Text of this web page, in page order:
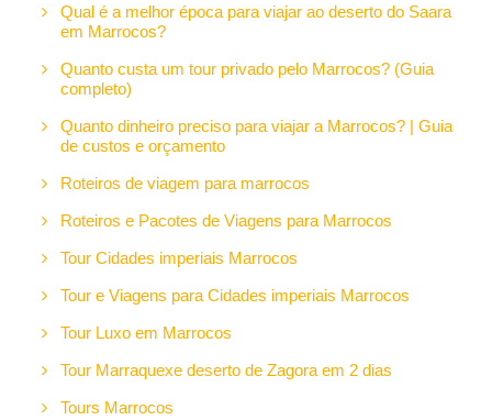
Qual é a melhor época para viajar ao deserto do Saara
em Marrocos?
Quanto custa um tour privado pelo Marrocos? (Guia
completo)
Quanto dinheiro preciso para viajar a Marrocos? | Guia
de custos e orçamento
Roteiros de viagem para marrocos
Roteiros e Pacotes de Viagens para Marrocos
Tour Cidades imperiais Marrocos
Tour e Viagens para Cidades imperiais Marrocos
Tour Luxo em Marrocos
Tour Marraquexe deserto de Zagora em 2 dias
Tours Marrocos